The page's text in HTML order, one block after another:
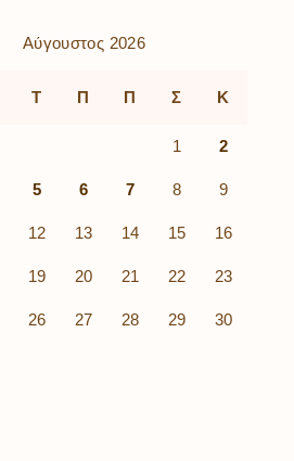
Αύγουστος 2026
Τ Π Π Σ Κ
1 2
5 6 7 8 9
12 13 14 15 16
19 20 21 22 23
26 27 28 29 30